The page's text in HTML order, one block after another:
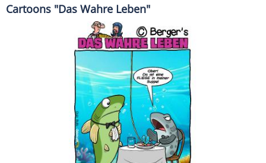
Cartoons "Das Wahre Leben"